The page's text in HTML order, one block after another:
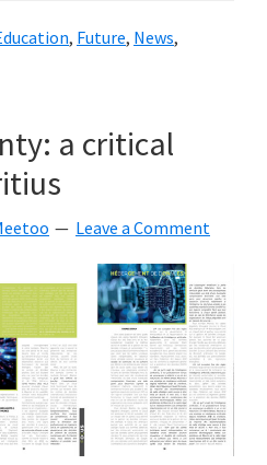
, Future, News,
a critical
Leave a Comment